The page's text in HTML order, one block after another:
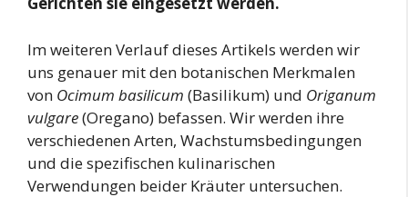
Im weiteren Verlauf dieses Artikels werden wir
uns genauer mit den botanischen Merkmalen
von Ocimum basilicum (Basilikum) und Origanum
vulgare(Oregano) befassen. Wir werden ihre
verschiedenen Arten, Wachstumsbedingungen
und die spezifischen kulinarischen
Verwendungen beider Kräuter untersuchen.